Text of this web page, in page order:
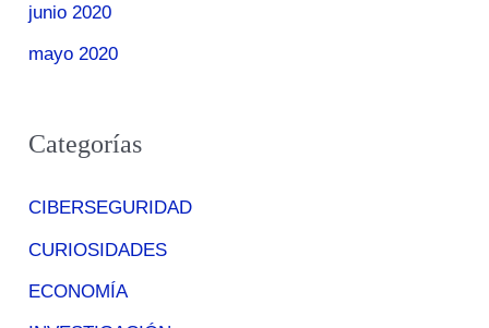
junio 2020
mayo 2020
Categorías
CIBERSEGURIDAD
CURIOSIDADES
ECONOMÍA